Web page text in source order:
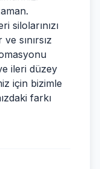
silolarınızı
sınırsız
ileri düzey
için bizimle
farkı